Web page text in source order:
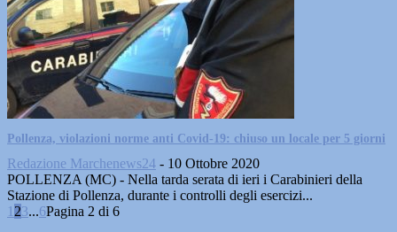
Pollenza, violazioni norme anti Covid-19: chiuso un locale per 5 giorni
Redazione Marchenews24 - 10 Ottobre 2020
POLLENZA (MC) - Nella tarda serata di ieri i Carabinieri della
Stazione di Pollenza, durante i controlli degli esercizi...
1 23...6Pagina 2 di 6